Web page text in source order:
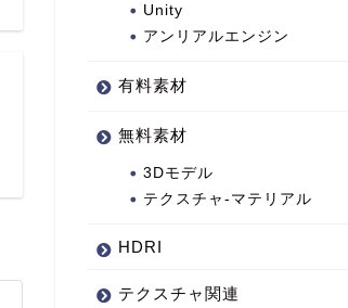
Unity
アンリアルエンジン
有料素材
無料素材
3Dモデル
テクスチャ-マテリアル
HDRI
テクスチャ関連